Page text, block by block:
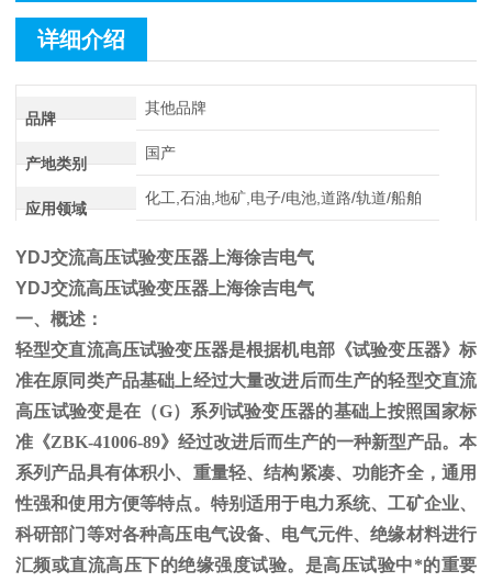
详细介绍
品牌
其他品牌
产地类别
国产
应用领域
化工,石油,地矿,电子/电池,道路/轨道/船舶
YDJ交流高压试验变压器上海徐吉电气
YDJ交流高压试验变压器上海徐吉电气
一、概述：
轻型交直流高压试验变压器是根据机电部《试验变压器》标
准在原同类产品基础上经过大量改进后而生产的轻型交直流
高压试验变是在（G）系列试验变压器的基础上按照国家标
准《ZBK-41006-89》经过改进后而生产的一种新型产品。本
系列产品具有体积小、重量轻、结构紧凑、功能齐全，通用
性强和使用方便等特点。特别适用于电力系统、工矿企业、
科研部门等对各种高压电气设备、电气元件、绝缘材料进行
汇频或直流高压下的绝缘强度试验。是高压试验中*的重要